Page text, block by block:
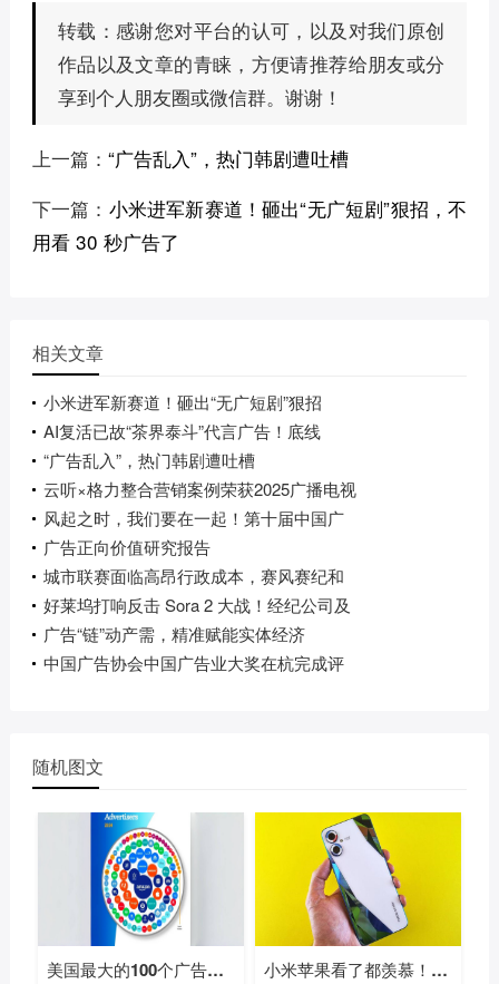
转载： 感谢您对平台的认可，以及对我们原创
作品以及文章的青睐，方便请推荐给朋友或分
享到个人朋友圈或微信群。谢谢！
上一篇： “广告乱入”，热门韩剧遭吐槽
下一篇： 小米进军新赛道！砸出“无广短剧”狠招，不
用看 30 秒广告了
相关文章
小米进军新赛道！砸出“无广短剧”狠招
AI复活已故“茶界泰斗”代言广告！底线
“广告乱入”，热门韩剧遭吐槽
云听×格力整合营销案例荣获2025广播电视
风起之时，我们要在一起！第十届中国广
广告正向价值研究报告
城市联赛面临高昂行政成本，赛风赛纪和
好莱坞打响反击 Sora 2 大战！经纪公司及
广告“链”动产需，精准赋能实体经济
中国广告协会中国广告业大奖在杭完成评
随机图文
美国最大的100个广告主名单：亚马逊等电 小米苹果看了都羡慕！“非洲手机之王”